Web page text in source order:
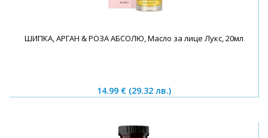
ШИПКА, АРГАН & РОЗА АБСОЛЮ, Масло за лице Лукс, 20мл
14.99 € (29.32 лв.)